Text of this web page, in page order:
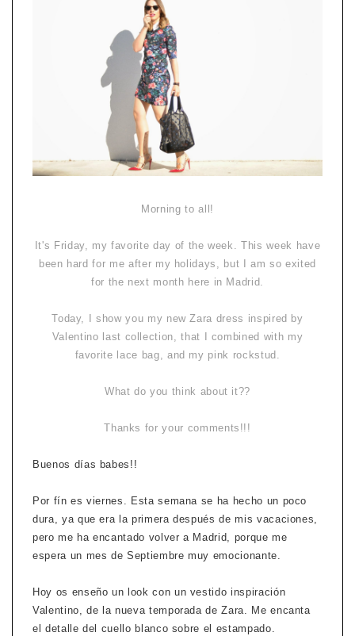
Morning to all!
It's Friday, my favorite day of the week. This week have
been hard for me after my holidays, but I am so exited
for the next month here in Madrid.
Today, I show you my new Zara dress inspired by
Valentino last collection, that I combined with my
favorite lace bag, and my pink rockstud.
What do you think about it??
Thanks for your comments!!!
Buenos días babes!!
Por fín es viernes. Esta semana se ha hecho un poco
dura, ya que era la primera después de mis vacaciones,
pero me ha encantado volver a Madrid, porque me
espera un mes de Septiembre muy emocionante.
Hoy os enseño un look con un vestido inspiración
Valentino, de la nueva temporada de Zara. Me encanta
el detalle del cuello blanco sobre el estampado.